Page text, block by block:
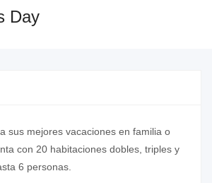
Day
sus mejores vacaciones en familia o
con 20 habitaciones dobles, triples y
6 personas.